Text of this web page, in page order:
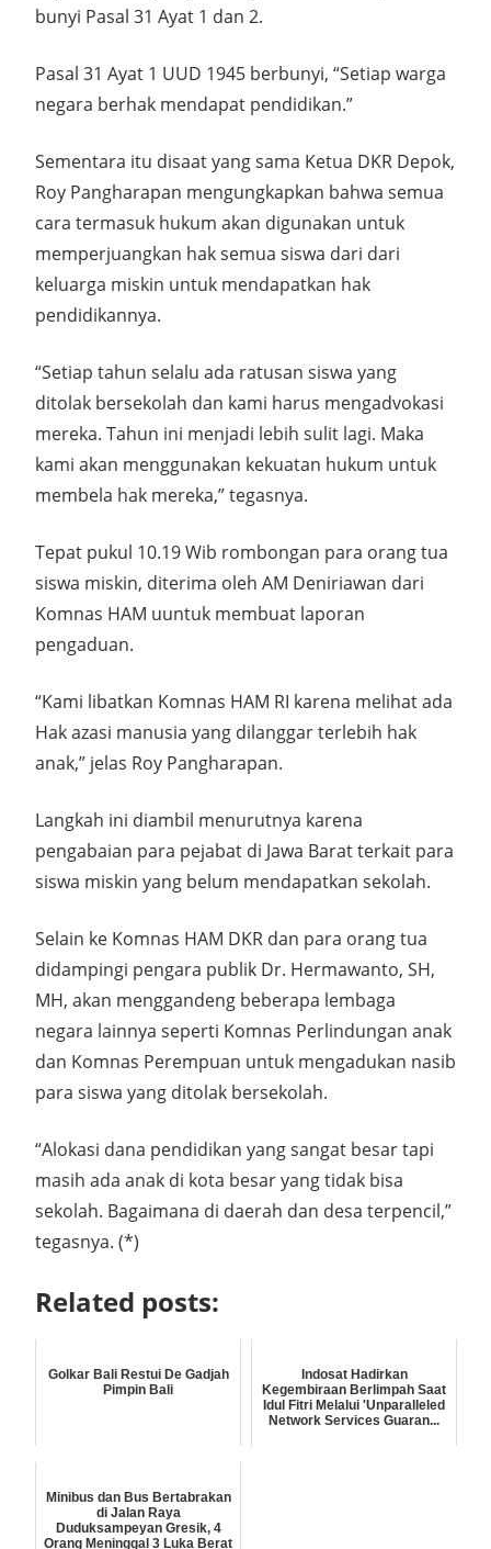
bunyi Pasal 31 Ayat 1 dan 2.
Pasal 31 Ayat 1 UUD 1945 berbunyi, “Setiap warga
negara berhak mendapat pendidikan.”
Sementara itu disaat yang sama Ketua DKR Depok,
Roy Pangharapan mengungkapkan bahwa semua
cara termasuk hukum akan digunakan untuk
memperjuangkan hak semua siswa dari dari
keluarga miskin untuk mendapatkan hak
pendidikannya.
“Setiap tahun selalu ada ratusan siswa yang
ditolak bersekolah dan kami harus mengadvokasi
mereka. Tahun ini menjadi lebih sulit lagi. Maka
kami akan menggunakan kekuatan hukum untuk
membela hak mereka,” tegasnya.
Tepat pukul 10.19 Wib rombongan para orang tua
siswa miskin, diterima oleh AM Deniriawan dari
Komnas HAM uuntuk membuat laporan
pengaduan.
“Kami libatkan Komnas HAM RI karena melihat ada
Hak azasi manusia yang dilanggar terlebih hak
anak,” jelas Roy Pangharapan.
Langkah ini diambil menurutnya karena
pengabaian para pejabat di Jawa Barat terkait para
siswa miskin yang belum mendapatkan sekolah.
Selain ke Komnas HAM DKR dan para orang tua
didampingi pengara publik Dr. Hermawanto, SH,
MH, akan menggandeng beberapa lembaga
negara lainnya seperti Komnas Perlindungan anak
dan Komnas Perempuan untuk mengadukan nasib
para siswa yang ditolak bersekolah.
“Alokasi dana pendidikan yang sangat besar tapi
masih ada anak di kota besar yang tidak bisa
sekolah. Bagaimana di daerah dan desa terpencil,”
tegasnya. (*)
Related posts:
Golkar Bali Restui De Gadjah
Pimpin Bali
Indosat Hadirkan
Kegembiraan Berlimpah Saat
Idul Fitri Melalui 'Unparalleled
Network Services Guaran...
Minibus dan Bus Bertabrakan
di Jalan Raya
Duduksampeyan Gresik, 4
Orang Meninggal 3 Luka Berat